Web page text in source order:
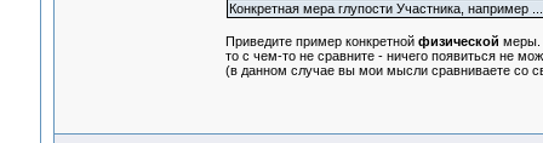
Конкретная мера глупости Участника, например
Приведите пример конкретной физической меры.
то с чем-то не сравните - ничего появиться не
(в данном случае вы мои мысли сравниваете со